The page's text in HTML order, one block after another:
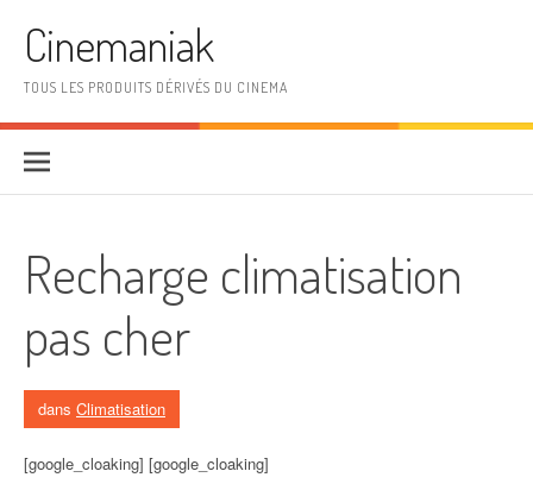
Cinemaniak
TOUS LES PRODUITS DÉRIVÉS DU CINEMA
Recharge climatisation
pas cher
dans Climatisation
[google_cloaking] [google_cloaking]